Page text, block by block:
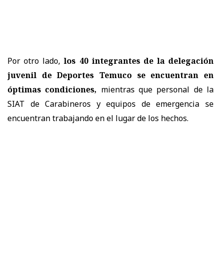
Por otro lado,los 40 integrantes de la delegación
juvenil de Deportes Temuco se encuentran en
óptimas condiciones, mientras que personal de la
SIAT de Carabineros y equipos de emergencia se
encuentran trabajando en el lugar de los hechos.